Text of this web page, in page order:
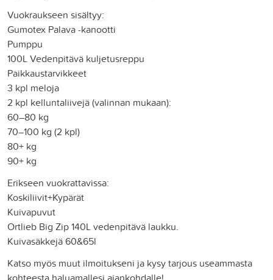
Vuokraukseen sisältyy:
Gumotex Palava -kanootti
Pumppu
100L Vedenpitävä kuljetusreppu
Paikkaustarvikkeet
3 kpl meloja
2 kpl kelluntaliivejä (valinnan mukaan):
60–80 kg
70–100 kg (2 kpl)
80+ kg
90+ kg
Erikseen vuokrattavissa:
Koskiliivit+Kypärät
Kuivapuvut
Ortlieb Big Zip 140L vedenpitävä laukku.
Kuivasäkkejä 60&65l
Katso myös muut ilmoitukseni ja kysy tarjous useammasta